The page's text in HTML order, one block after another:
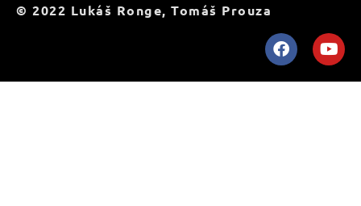
© 2022 Lukáš Ronge, Tomáš Prouza